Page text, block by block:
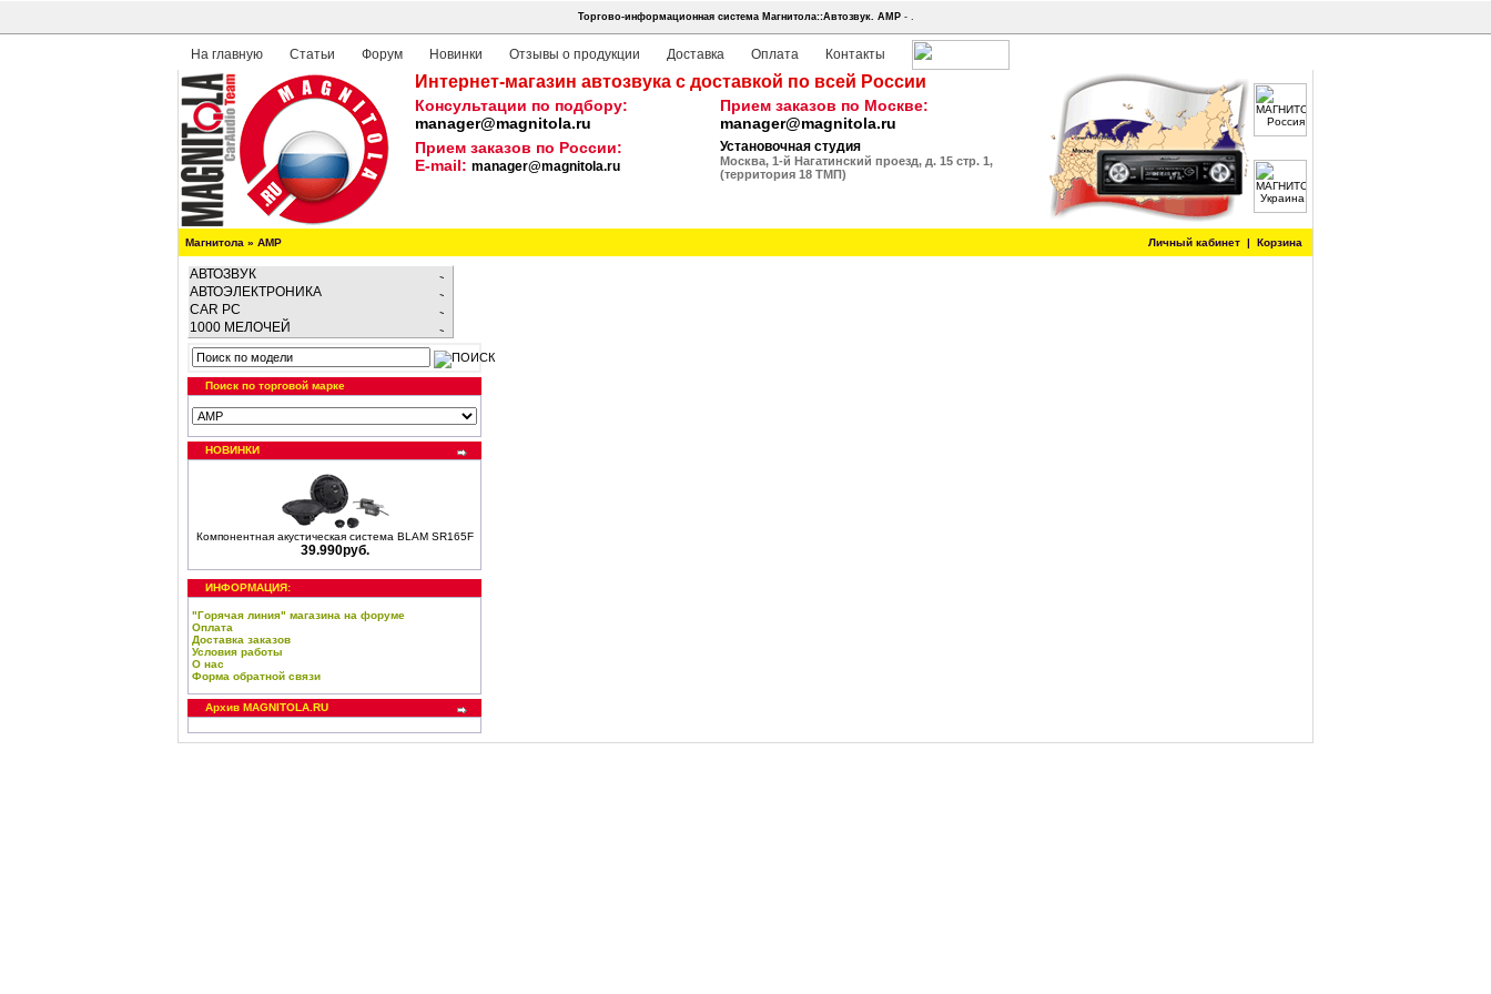
Торгово-информационная система Магнитола::Автозвук. AMP- .
На главную Статьи Форум Новинки Отзывы о продукции Доставка Оплата Контакты
Интернет-магазин автозвука с доставкой по всей России
Консультации по подбору:
manager@magnitola.ru
Прием заказов по Москве:
manager@magnitola.ru
Прием заказов по России:
E-mail: manager@magnitola.ru
Установочная студия
Москва, 1-й Нагатинский проезд, д. 15 стр. 1,
(территория 18 ТМП)
Магнитола » AMP Личный кабинет | Корзина
АВТОЗВУК
АВТОЭЛЕКТРОНИКА
CAR PC
1000 МЕЛОЧЕЙ
Поиск по торговой марке
НОВИНКИ
Компонентная акустическая система BLAM SR165F
39.990руб.
ИНФОРМАЦИЯ:
"Горячая линия" магазина на форуме
Оплата
Доставка заказов
Условия работы
О нас
Форма обратной связи
Архив MAGNITOLA.RU